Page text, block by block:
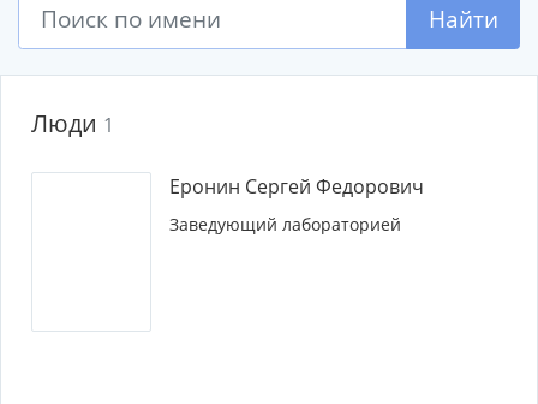
Найти
Люди 1
Еронин Сергей Федорович
Заведующий лабораторией